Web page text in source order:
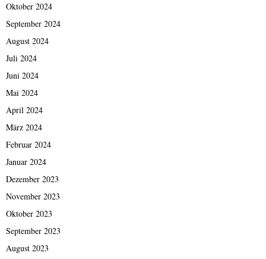
Oktober 2024
September 2024
August 2024
Juli 2024
Juni 2024
Mai 2024
April 2024
März 2024
Februar 2024
Januar 2024
Dezember 2023
November 2023
Oktober 2023
September 2023
August 2023